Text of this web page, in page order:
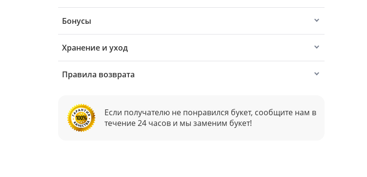
Бонусы
Хранение и уход
Правила возврата
Если получателю не понравился букет, сообщите нам в
течение 24 часов и мы заменим букет!